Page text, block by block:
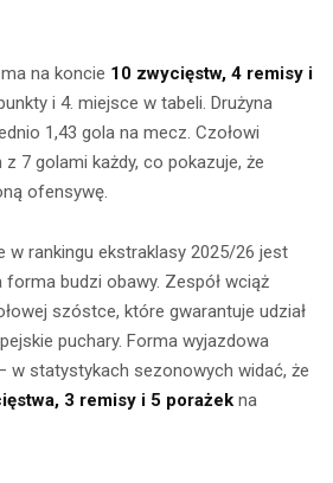
na koncie 10 zwycięstw, 4 remisy i
i 4. miejsce w tabeli. Drużyna
1,43 gola na mecz. Czołowi
7 golami każdy, co pokazuje, że
ofensywę.
w rankingu ekstraklasy 2025/26 jest
budzi obawy. Zespół wciąż
szóstce, które gwarantuje udział
puchary. Forma wyjazdowa
w statystykach sezonowych widać, że
3 remisy i 5 porażek na